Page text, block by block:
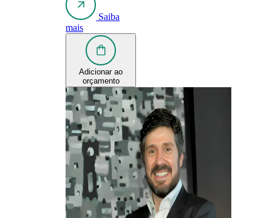
Saiba
mais
Adicionar ao
orçamento